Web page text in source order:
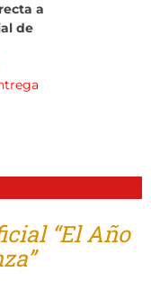
a
de
“El Año